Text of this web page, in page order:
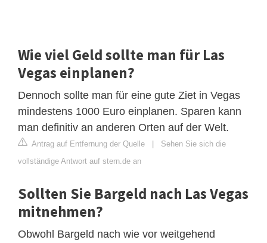
Wie viel Geld sollte man für Las
Vegas einplanen?
Dennoch sollte man für eine gute Ziet in Vegas
mindestens 1000 Euro einplanen. Sparen kann
man definitiv an anderen Orten auf der Welt.
Antrag auf Entfernung der Quelle | Sehen Sie sich die
vollständige Antwort auf stern.de an
Sollten Sie Bargeld nach Las Vegas
mitnehmen?
Obwohl Bargeld nach wie vor weitgehend